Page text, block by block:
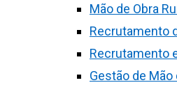
Mão de Obra
Recrutamento
Recrutamento
Gestão de Mão